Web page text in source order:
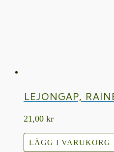
LEJONGAP,
21,00 kr
LÄGG I VARUKORG